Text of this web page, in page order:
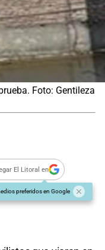
Foto: Gentileza
El Litoral en
preferidos en Google